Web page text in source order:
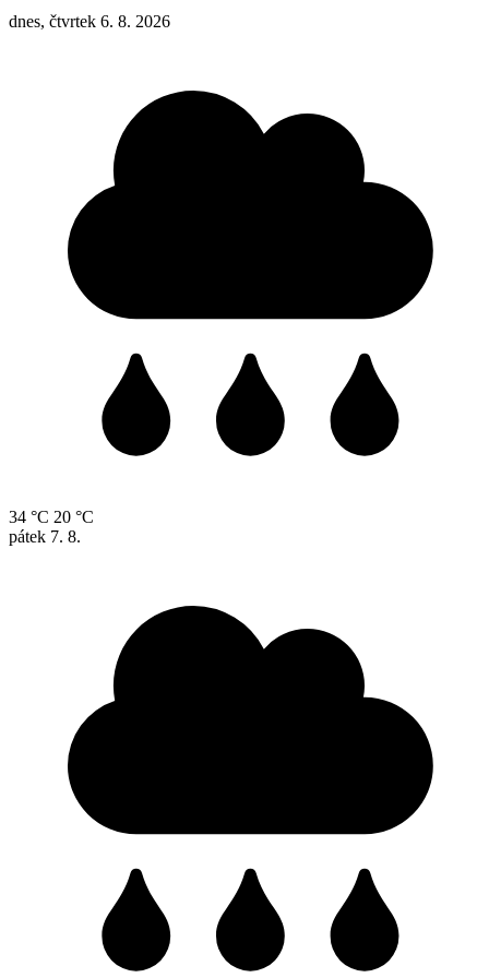
dnes, čtvrtek 6. 8. 2026
34 °C 20 °C
pátek 7. 8.